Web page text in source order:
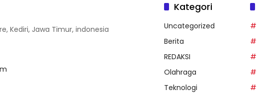
Kediri, Jawa Timur, indonesia
Kategori
Uncategorized
Berita
REDAKSI
Olahraga
Teknologi